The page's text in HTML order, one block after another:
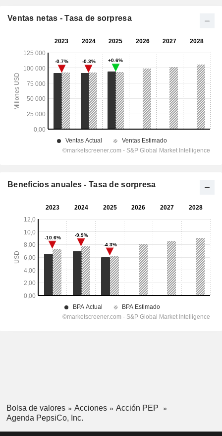
Ventas netas - Tasa de sorpresa
Beneficios anuales - Tasa de sorpresa
Bolsa de valores Acciones
Acción PEP
Agenda PepsiCo, Inc.